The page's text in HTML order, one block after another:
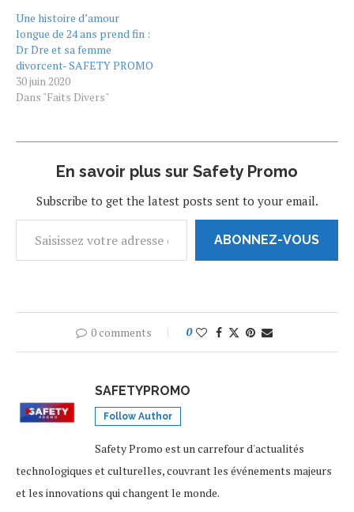
compliqué Une chose est
sûre : en plus de lui coûter
cher, le divorce de Dr.
Dre sera…
Une histoire d’amour
longue de 24 ans prend fin :
Dr Dre et sa femme
divorcent- SAFETY PROMO
30 juin 2020
Dans "Faits Divers"
En savoir plus sur Safety Promo
Subscribe to get the latest posts sent to your email.
ABONNEZ-VOUS
0 comments 0
SAFETYPROMO
Follow Author
Safety Promo est un carrefour d'actualités
technologiques et culturelles, couvrant les événements majeurs
et les innovations qui changent le monde.